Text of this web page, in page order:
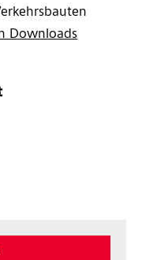
Downloads